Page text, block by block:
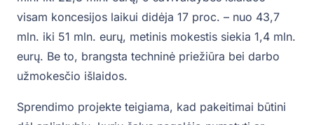
visam koncesijos laikui didėja 17 proc. – nuo 43,7
mln. iki 51 mln. eurų, metinis mokestis siekia 1,4 mln.
eurų. Be to, brangsta techninė priežiūra bei darbo
užmokesčio išlaidos.
Sprendimo projekte teigiama, kad pakeitimai būtini